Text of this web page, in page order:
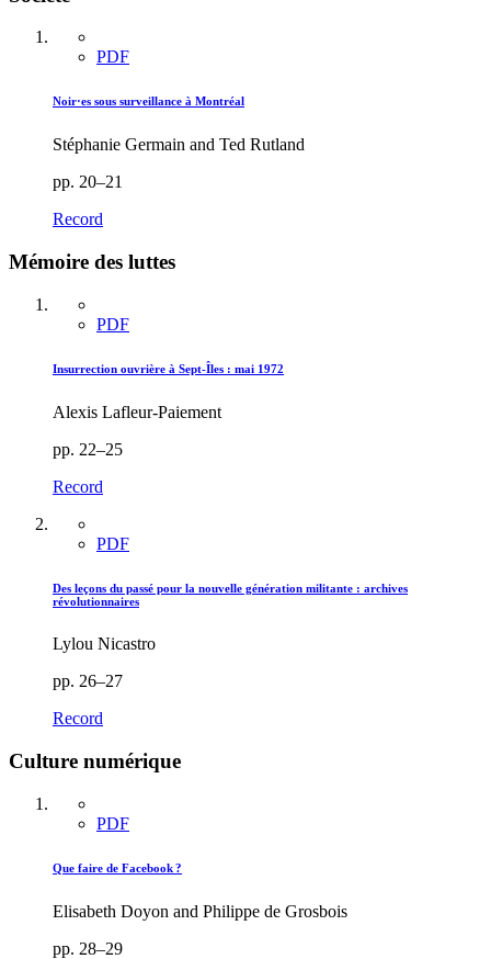
PDF
Noir·es sous surveillance à Montréal
Stéphanie Germain and Ted Rutland
pp. 20–21
Record
Mémoire des luttes
PDF
Insurrection ouvrière à Sept-Îles : mai 1972
Alexis Lafleur-Paiement
pp. 22–25
Record
PDF
Des leçons du passé pour la nouvelle génération militante : archives
révolutionnaires
Lylou Nicastro
pp. 26–27
Record
Culture numérique
PDF
Que faire de Facebook ?
Elisabeth Doyon and Philippe de Grosbois
pp. 28–29